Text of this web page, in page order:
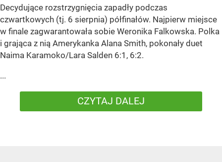
Decydujące rozstrzygnięcia zapadły podczas
czwartkowych (tj. 6 sierpnia) półfinałów. Najpierw miejsce
w finale zagwarantowała sobie Weronika Falkowska. Polka
i grająca z nią Amerykanka Alana Smith, pokonały duet
Naima Karamoko/Lara Salden 6:1, 6:2.
...
CZYTAJ DALEJ